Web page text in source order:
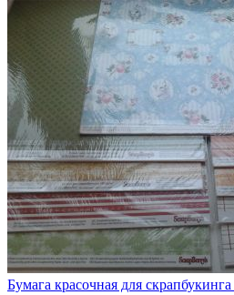
Бумага красочная для